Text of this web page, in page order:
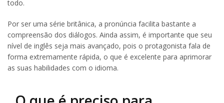
todo.
Por ser uma série britânica, a pronúncia facilita bastante a
compreensão dos diálogos. Ainda assim, é importante que seu
nível de inglês seja mais avançado, pois o protagonista fala de
forma extremamente rápida, o que é excelente para aprimorar
as suas habilidades com o idioma.